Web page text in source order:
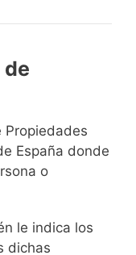
Propiedades
España donde
o
le indica los
dichas